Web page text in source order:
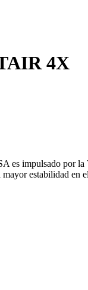
4X
impulsado por la
estabilidad en